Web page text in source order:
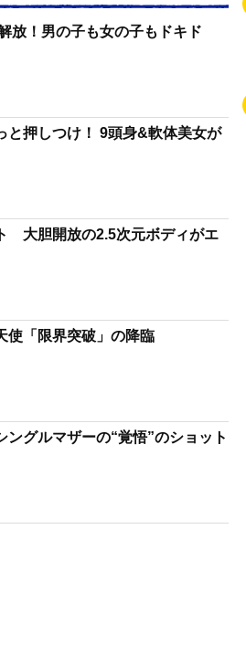
！男の子も女の子もドキド
と押しつけ！ 9頭身&軟体美女が
大胆開放の2.5次元ボディがエ
使「限界突破」の降臨
グルマザーの“覚悟”のショット